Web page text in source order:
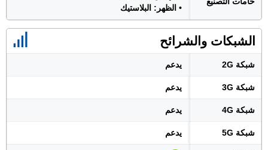
• الظهر: البلاستيك
الشبكات والشرائح
شبكة 2G يدعم
شبكة 3G يدعم
شبكة 4G يدعم
شبكة 5G يدعم